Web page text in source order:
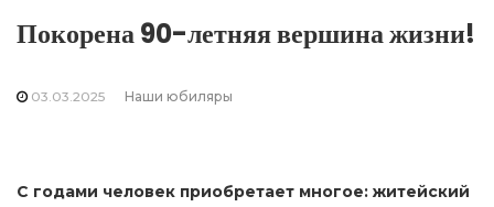
Покорена 90-летняя вершина жизни!
03.03.2025 Наши юбиляры
С годами человек приобретает многое: житейский